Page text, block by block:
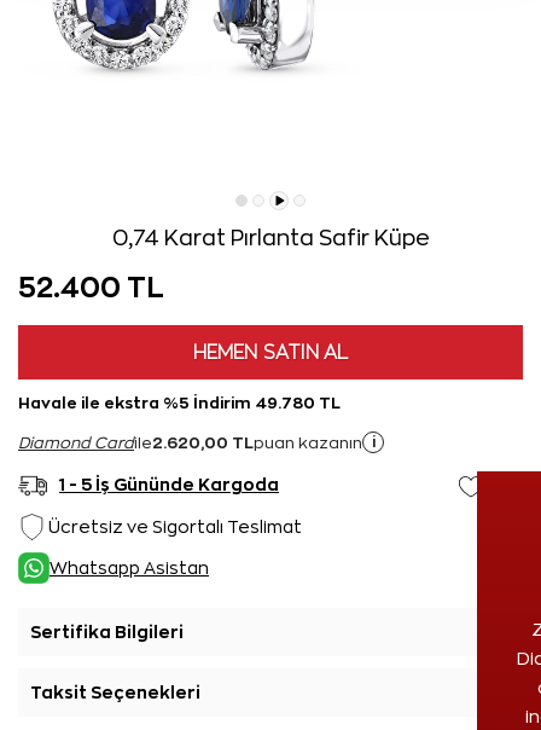
0,74 Karat Pırlanta Safir Küpe
52.400 TL
HEMEN SATIN AL
Havale ile ekstra %5 İndirim 49.780 TL
Diamond Cardile2.620,00 TL puan kazanın i
1 - 5 İş Gününde Kargoda
Ücretsiz ve Sigortalı Teslimat
Whatsapp Asistan
Sertifika Bilgileri
Taksit Seçenekleri